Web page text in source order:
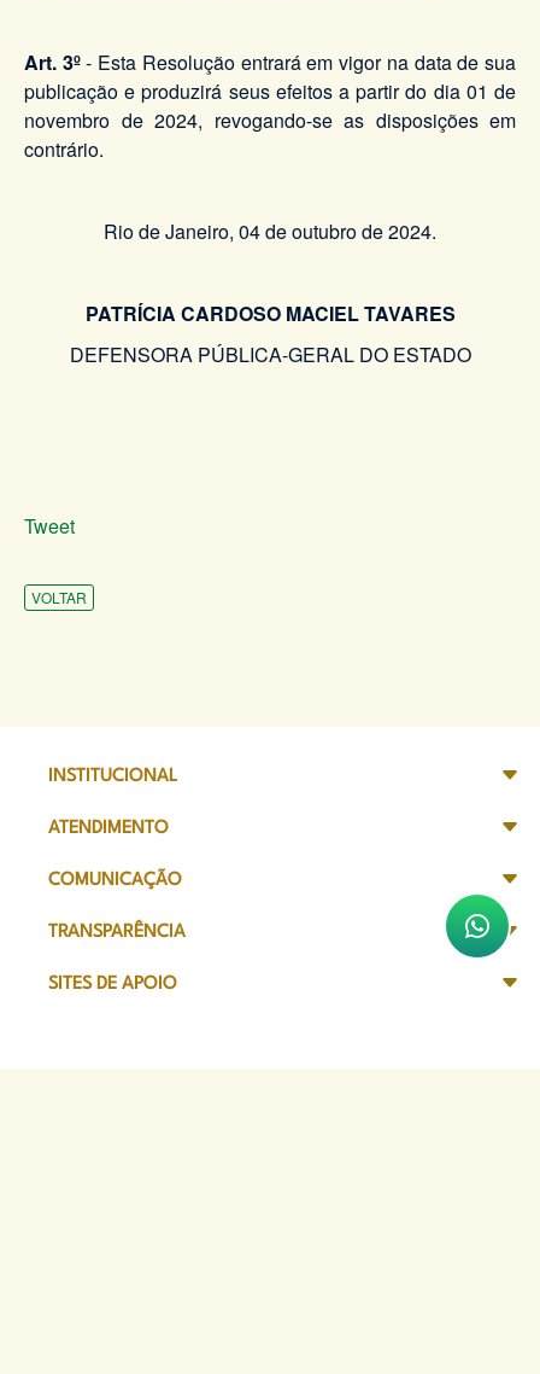
Art. 3º- Esta Resolução entrará em vigor na data de sua
publicação e produzirá seus efeitos a partir do dia 01 de
novembro de 2024, revogando-se as disposições em
contrário.
Rio de Janeiro, 04 de outubro de 2024.
PATRÍCIA CARDOSO MACIEL TAVARES
DEFENSORA PÚBLICA-GERAL DO ESTADO
Tweet
VOLTAR
INSTITUCIONAL
ATENDIMENTO
COMUNICAÇÃO
TRANSPARÊNCIA
SITES DE APOIO